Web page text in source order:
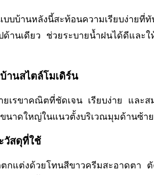
ะท้อนความเรียบง่ายที่ทันสมัยด้ว
ด้านเดียว ช่วยระบายน้ำฝนได้ดีแล
านสไตล์โมเดิร์น
ยเรขาคณิตที่ชัดเจน เรียบง่าย และ
นาดใหญ่ในแนวตั้งบริเวณมุมด้านซ้า
วัสดุที่ใช้
กแต่งด้วยโทนสีขาวครีมสะอาดตา